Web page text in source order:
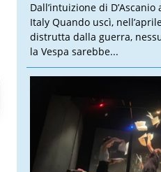
Dall’intuizione di
Italy Quando uscì,
distrutta dalla guerra,
la Vespa sarebbe...